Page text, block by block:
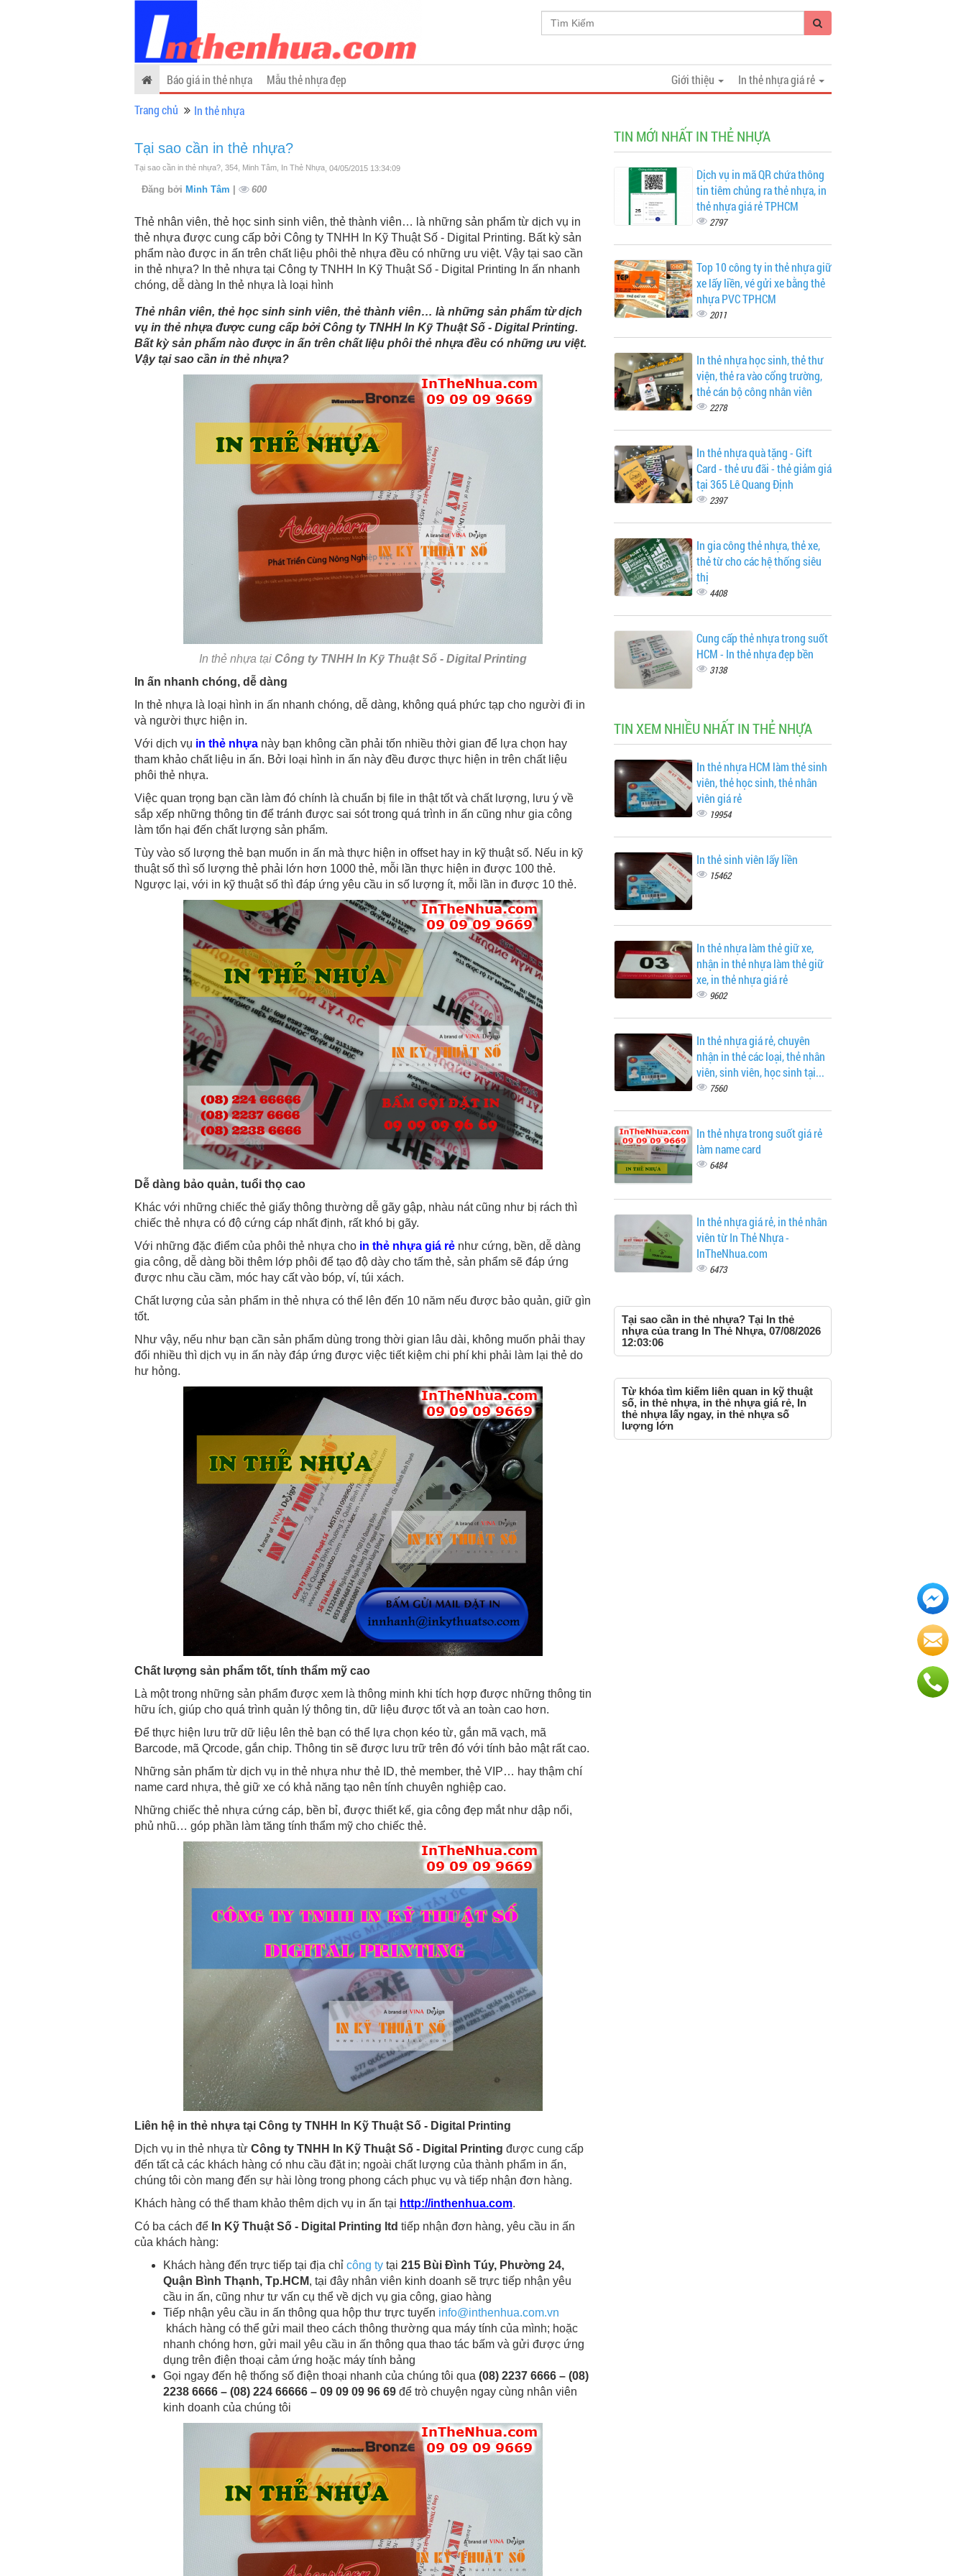
In thẻ nhựa giá rẻ
Báo giá in thẻ nhựa Mẫu thẻ nhựa đẹp
Giới thiệu
Trang chủ
In thẻ nhựa
Tại sao cần in thẻ nhựa?
Tại sao cần in thẻ nhựa?, 354, Minh Tâm, In Thẻ Nhựa , 04/05/2015 13:34:09
Đăng bởi Minh Tâm | 600
Thẻ nhân viên, thẻ học sinh sinh viên, thẻ thành viên… là những sản phẩm từ dịch vụ in
thẻ nhựa được cung cấp bởi Công ty TNHH In Kỹ Thuật Số - Digital Printing. Bất kỳ sản
phẩm nào được in ấn trên chất liệu phôi thẻ nhựa đều có những ưu việt. Vậy tại sao cần
in thẻ nhựa? In thẻ nhựa tại Công ty TNHH In Kỹ Thuật Số - Digital Printing In ấn nhanh
chóng, dễ dàng In thẻ nhựa là loại hình
Thẻ nhân viên, thẻ học sinh sinh viên, thẻ thành viên… là những sản phẩm từ dịch
vụ in thẻ nhựa được cung cấp bởi Công ty TNHH In Kỹ Thuật Số - Digital Printing.
Bất kỳ sản phẩm nào được in ấn trên chất liệu phôi thẻ nhựa đều có những ưu việt.
Vậy tại sao cần in thẻ nhựa?
In thẻ nhựa tại Công ty TNHH In Kỹ Thuật Số - Digital Printing
In ấn nhanh chóng, dễ dàng
In thẻ nhựa là loại hình in ấn nhanh chóng, dễ dàng, không quá phức tạp cho người đi in
và người thực hiện in.
Với dịch vụ in thẻ nhựa này bạn không cần phải tốn nhiều thời gian để lựa chọn hay
tham khảo chất liệu in ấn. Bởi loại hình in ấn này đều được thực hiện in trên chất liệu
phôi thẻ nhựa.
Việc quan trọng bạn cần làm đó chính là chuẩn bị file in thật tốt và chất lượng, lưu ý về
sắp xếp những thông tin để tránh được sai sót trong quá trình in ấn cũng như gia công
làm tổn hại đến chất lượng sản phẩm.
Tùy vào số lượng thẻ bạn muốn in ấn mà thực hiện in offset hay in kỹ thuật số. Nếu in kỹ
thuật số thì số lượng thẻ phải lớn hơn 1000 thẻ, mỗi lần thực hiện in được 100 thẻ.
Ngược lại, với in kỹ thuật số thì đáp ứng yêu cầu in số lượng ít, mỗi lần in được 10 thẻ.
Dễ dàng bảo quản, tuổi thọ cao
Khác với những chiếc thẻ giấy thông thường dễ gãy gập, nhàu nát cũng như bị rách thì
chiếc thẻ nhựa có độ cứng cáp nhất định, rất khó bị gãy.
Với những đặc điểm của phôi thẻ nhựa cho in thẻ nhựa giá rẻ như cứng, bền, dễ dàng
gia công, dễ dàng bồi thêm lớp phôi để tạo độ dày cho tấm thẻ, sản phẩm sẽ đáp ứng
được nhu cầu cầm, móc hay cất vào bóp, ví, túi xách.
Chất lượng của sản phẩm in thẻ nhựa có thể lên đến 10 năm nếu được bảo quản, giữ gìn
tốt.
Như vậy, nếu như bạn cần sản phẩm dùng trong thời gian lâu dài, không muốn phải thay
đổi nhiều thì dịch vụ in ấn này đáp ứng được việc tiết kiệm chi phí khi phải làm lại thẻ do
hư hỏng.
Chất lượng sản phẩm tốt, tính thẩm mỹ cao
Là một trong những sản phẩm được xem là thông minh khi tích hợp được những thông tin
hữu ích, giúp cho quá trình quản lý thông tin, dữ liệu được tốt và an toàn cao hơn.
Để thực hiện lưu trữ dữ liệu lên thẻ bạn có thể lựa chọn kéo từ, gắn mã vạch, mã
Barcode, mã Qrcode, gắn chip. Thông tin sẽ được lưu trữ trên đó với tính bảo mật rất cao.
Những sản phẩm từ dịch vụ in thẻ nhựa như thẻ ID, thẻ member, thẻ VIP… hay thậm chí
name card nhựa, thẻ giữ xe có khả năng tạo nên tính chuyên nghiệp cao.
Những chiếc thẻ nhựa cứng cáp, bền bỉ, được thiết kế, gia công đẹp mắt như dập nổi,
phủ nhũ… góp phần làm tăng tính thẩm mỹ cho chiếc thẻ.
Liên hệ in thẻ nhựa tại Công ty TNHH In Kỹ Thuật Số - Digital Printing
Dịch vụ in thẻ nhựa từ Công ty TNHH In Kỹ Thuật Số - Digital Printing được cung cấp
đến tất cả các khách hàng có nhu cầu đặt in; ngoài chất lượng của thành phẩm in ấn,
chúng tôi còn mang đến sự hài lòng trong phong cách phục vụ và tiếp nhận đơn hàng.
Khách hàng có thể tham khảo thêm dịch vụ in ấn tại http://inthenhua.com.
Có ba cách để In Kỹ Thuật Số - Digital Printing ltd tiếp nhận đơn hàng, yêu cầu in ấn
của khách hàng:
Khách hàng đến trực tiếp tại địa chỉ công ty tại 215 Bùi Đình Túy, Phường 24,
Quận Bình Thạnh, Tp.HCM, tại đây nhân viên kinh doanh sẽ trực tiếp nhận yêu
cầu in ấn, cũng như tư vấn cụ thể về dịch vụ gia công, giao hàng
Tiếp nhận yêu cầu in ấn thông qua hộp thư trực tuyến info@inthenhua.com.vn
khách hàng có thể gửi mail theo cách thông thường qua máy tính của mình; hoặc
nhanh chóng hơn, gửi mail yêu cầu in ấn thông qua thao tác bấm và gửi được ứng
dụng trên điện thoại cảm ứng hoặc máy tính bảng
Gọi ngay đến hệ thống số điện thoại nhanh của chúng tôi qua (08) 2237 6666 – (08)
2238 6666 – (08) 224 66666 – 09 09 09 96 69 để trò chuyện ngay cùng nhân viên
kinh doanh của chúng tôi
TIN MỚI NHẤT IN THẺ NHỰA
Dịch vụ in mã QR chứa thông
tin tiêm chủng ra thẻ nhựa, in
thẻ nhựa giá rẻ TPHCM
2797
Top 10 công ty in thẻ nhựa giữ
xe lấy liền, vé gửi xe bằng thẻ
nhựa PVC TPHCM
2011
In thẻ nhựa học sinh, thẻ thư
viện, thẻ ra vào cổng trường,
thẻ cán bộ công nhân viên
2278
In thẻ nhựa quà tặng - Gift
Card - thẻ ưu đãi - thẻ giảm giá
tại 365 Lê Quang Định
2397
In gia công thẻ nhựa, thẻ xe,
thẻ từ cho các hệ thống siêu
thị
4408
Cung cấp thẻ nhựa trong suốt
HCM - In thẻ nhựa đẹp bền‎
3138
TIN XEM NHIỀU NHẤT IN THẺ NHỰA
In thẻ nhựa HCM làm thẻ sinh
viên, thẻ học sinh, thẻ nhân
viên giá rẻ
19954
In thẻ sinh viên lấy liền
15462
In thẻ nhựa làm thẻ giữ xe,
nhận in thẻ nhựa làm thẻ giữ
xe, in thẻ nhựa giá rẻ
9602
In thẻ nhựa giá rẻ, chuyên
nhận in thẻ các loại, thẻ nhân
viên, sinh viên, học sinh tại...
7560
In thẻ nhựa trong suốt giá rẻ
làm name card
6484
In thẻ nhựa giá rẻ, in thẻ nhân
viên từ In Thẻ Nhựa -
InTheNhua.com
6473
Tại sao cần in thẻ nhựa? Tại In thẻ
nhựa của trang In Thẻ Nhựa, 07/08/2026
12:03:06
Từ khóa tìm kiếm liên quan in kỹ thuật
số, in thẻ nhựa, in thẻ nhựa giá rẻ, In
thẻ nhựa lấy ngay, in thẻ nhựa số
lượng lớn